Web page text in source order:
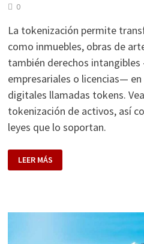
0
La tokenización permite
como inmuebles, obras de
también derechos
empresariales o licencias—
digitales llamadas tokens.
tokenización de activos, así
leyes que lo soportan.
QUÉ
ES
LA
LEYES
LEER MÁS